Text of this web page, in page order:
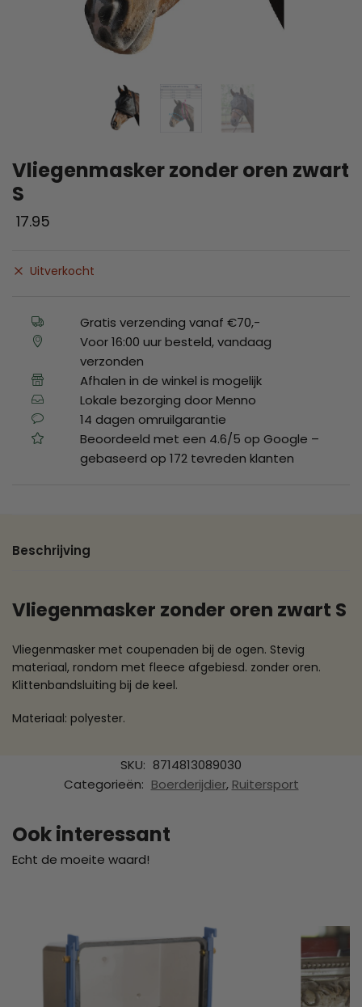
Vliegenmasker zonder oren zwart
S
17.95
Uitverkocht
Gratis verzending vanaf €70,-
Voor 16:00 uur besteld, vandaag
verzonden
Afhalen in de winkel is mogelijk
Lokale bezorging door Menno
14 dagen omruilgarantie
Beoordeeld met een 4.6/5 op Google –
gebaseerd op 172 tevreden klanten
Beschrijving
Vliegenmasker zonder oren zwart S
Vliegenmasker met coupenaden bij de ogen. Stevig
materiaal, rondom met fleece afgebiesd. zonder oren.
Klittenbandsluiting bij de keel.
Materiaal: polyester.
SKU: 8714813089030
Categorieën: Boerderijdier, Ruitersport
Ook interessant
Echt de moeite waard!